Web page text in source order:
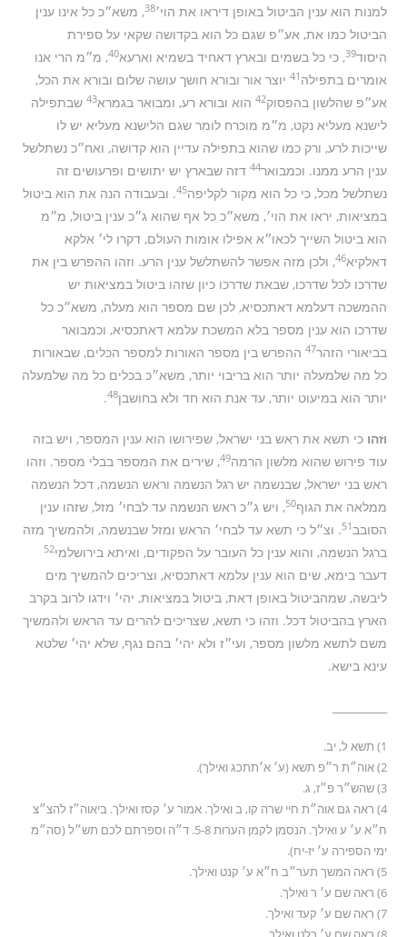
למנות הוא ענין הביטול באופן דיראו את הוי׳38, משא״כ כל אינו ענין
הביטול כמו את, אע״פ שגם כל הוא בקדושה שקאי על ספירת
היסוד39, כי כל בשמים ובארץ דאחיד בשמיא וארעא40, מ״מ הרי אנו
אומרים בתפילה 41 יוצר אור ובורא חושך עושה שלום ובורא את הכל,
אע״פ שהלשון בהפסוק42 הוא ובורא רע, ומבואר בגמרא43 שבתפילה
לישנא מעליא נקט, מ״מ מוכרח לומר שגם הלישנא מעליא יש לו
שייכות לרע, ורק כמו שהוא בתפילה עדיין הוא קדושה, ואח״כ נשתלשל
ענין הרע ממנו. וכמבואר44 דזה שבארץ יש יתושים ופרעושים זה
נשתלשל מכל, כי כל הוא מקור לקליפה45. ובעבודה הנה את הוא ביטול
במציאות, יראו את הוי׳, משא״כ כל אף שהוא ג״כ ענין ביטול, מ״מ
הוא ביטול השייך לכאו״א אפילו אומות העולם, דקרו לי׳ אלקא
דאלקיא46, ולכן מזה אפשר להשתלשל ענין הרע. וזהו ההפרש בין את
שדרכו לכל שדרכו, שבאת שדרכו כיון שזהו ביטול במציאות יש
ההמשכה דעלמא דאתכסיא, לכן שם מספר הוא מעלה, משא״כ כל
שדרכו הוא ענין מספר בלא המשכת עלמא דאתכסיא, וכמבואר
בביאורי הזהר47 ההפרש בין מספר האורות למספר הכלים, שבאורות
כל מה שלמעלה יותר הוא בריבוי יותר, משא״כ בכלים כל מה שלמעלה
יותר הוא במיעוט יותר, עד אנת הוא חד ולא בחושבן48
.
וזהוכי תשא את ראש בני ישראל, שפירושו הוא ענין המספר, ויש בזה
עוד פירוש שהוא מלשון הרמה49, שירים את המספר בבלי מספר. וזהו
ראש בני ישראל, שבנשמה יש רגל הנשמה וראש הנשמה, דכל הנשמה
ממלאה את הגוף50, ויש ג״כ ראש הנשמה עד לבחי׳ מזל, שזהו ענין
הסובב51. וצ״ל כי תשא עד לבחי׳ הראש ומזל שבנשמה, ולהמשיך מזה
ברגל הנשמה, והוא ענין כל העובר על הפקודים, ואיתא בירושלמי52
דעבר בימא, שים הוא ענין עלמא דאתכסיא, וצריכים להמשיך מים
ליבשה, שמהביטול באופן דאת, ביטול במציאות, יהי׳ וידגו לרוב בקרב
הארץ בהביטול דכל. וזהו כי תשא, שצריכים להרים עד הראש ולהמשיך
משם לתשא מלשון מספר, ועי״ז ולא יהי׳ בהם נגף, שלא יהי׳ שלטא
עינא בישא.
1) תשא ל, יב.
2) אוה״ת ר״פ תשא (ע׳ א׳תתכג ואילך).
3) שהש״ר פ״ז, ג.
4) ראה גם אוה״ת חיי שרה קו, ב ואילך. אמור ע׳ קסז ואילך. ביאוה״ז להצ״צ
ח״א ע׳ ע ואילך. הנסמן לקמן הערות 5-8. ד״ה וספרתם לכם תש״ל (סה״מ
ימי הספירה ע׳ יז-יח).
5) ראה המשך תער״ב ח״א ע׳ קנט ואילך.
6) ראה שם ע׳ ר ואילך.
7) ראה שם ע׳ קעד ואילך.